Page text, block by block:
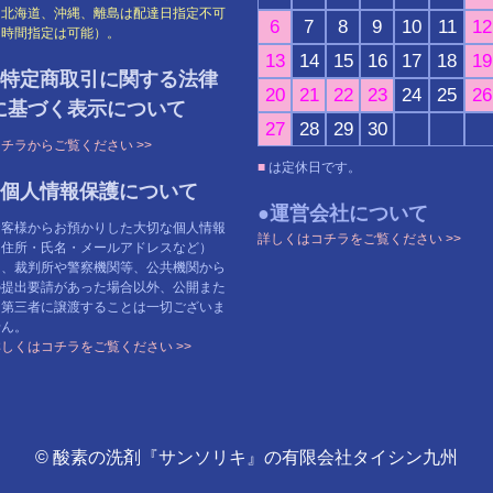
海道、沖縄、離島は配達日指定不可
間指定は可能）。
定商取引に関する法律
基づく表示について
ラからご覧ください >>
人情報保護について
様からお預かりした大切な個人情報
所・氏名・メールアドレスなど）
裁判所や警察機関等、公共機関から
出要請があった場合以外、公開また
三者に譲渡することは一切ございま
。
くはコチラをご覧ください >>
6
7 8 9 10 11
12
13
14 15 16 17 18
19
20
21 22 23 24 25
26
27
28 29 30
■ は定休日です。
●運営会社について
詳しくはコチラをご覧ください >>
© 酸素の洗剤『サンソリキ』の有限会社タイシン九州